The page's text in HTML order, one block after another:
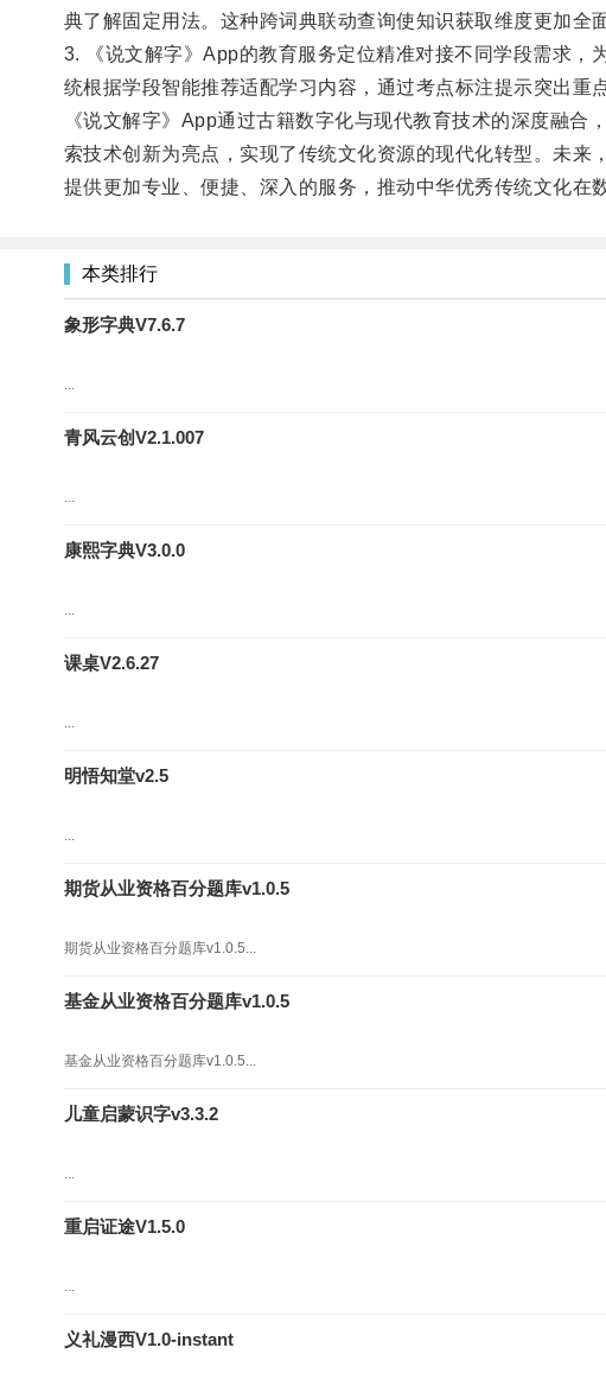
典了解固定用法。这种跨词典联动查询使知识获取维度更加全
3. 《说文解字》App的教育服务定位精准对接不同学段需求
统根据学段智能推荐适配学习内容，通过考点标注提示突出重
《说文解字》App通过古籍数字化与现代教育技术的深度融
索技术创新为亮点，实现了传统文化资源的现代化转型。未
提供更加专业、便捷、深入的服务，推动中华优秀传统文化在
本类排行
象形字典V7.6.7
...
青风云创V2.1.007
...
康熙字典V3.0.0
...
课桌V2.6.27
...
明悟知堂v2.5
...
期货从业资格百分题库v1.0.5
期货从业资格百分题库v1.0.5...
基金从业资格百分题库v1.0.5
基金从业资格百分题库v1.0.5...
儿童启蒙识字v3.3.2
...
重启证途V1.5.0
...
义礼漫西V1.0-instant